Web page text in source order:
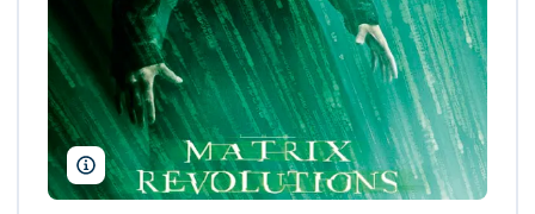
Warner Bros/Collection Christophel